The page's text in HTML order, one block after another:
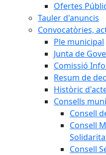
Ofertes
Tauler d'anuncis
Convocatòries,
Ple municipal
Junta de
Comissió
Resum de
Històric
Consells
Consell
Consell
Consell